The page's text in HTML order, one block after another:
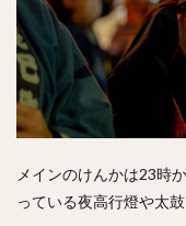
メインのけんかは23時
っている夜高行燈や太